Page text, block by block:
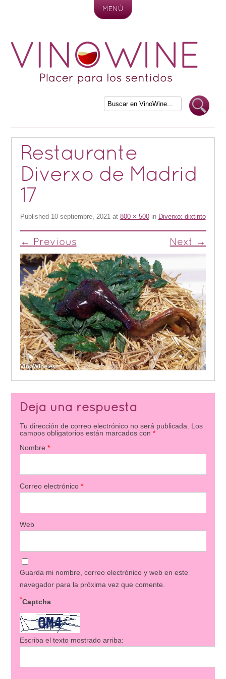
MENÚ
Restaurante
Diverxo de Madrid
17
Published 10 septiembre, 2021at 800 × 500in Diverxo: dixtinto
← Previous Next →
Deja una respuesta
Tu dirección de correo electrónico no será publicada.
Los
campos obligatorios están marcados con *
Nombre *
Correo electrónico *
Web
Guarda mi nombre, correo electrónico y web en este
navegador para la próxima vez que comente.
Captcha
*
Escriba el texto mostrado arriba: